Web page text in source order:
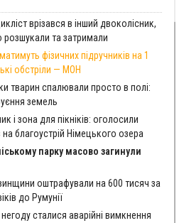
врізався в інший двоколісник,
розшукали та затримали
фізичних підручників на 1
обстріли — МОН
тварин спалювали просто в полі:
земель
і зона для пікніків: оголосили
благоустрій Німецького озера
парку масово загинули
оштрафували на 600 тисяч за
до Румунії
сталися аварійні вимкнення